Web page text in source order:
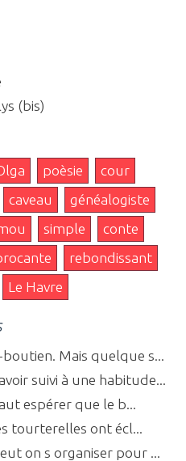
(bis)
poèsie
cour
caveau
généalogiste
simple
conte
rebondissant
Le Havre
Mais quelque s...
suivi à une habitude...
espérer que le b...
tourterelles ont écl...
on s organiser pour ...